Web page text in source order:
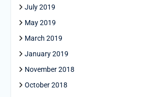
July 2019
May 2019
March 2019
January 2019
November 2018
October 2018